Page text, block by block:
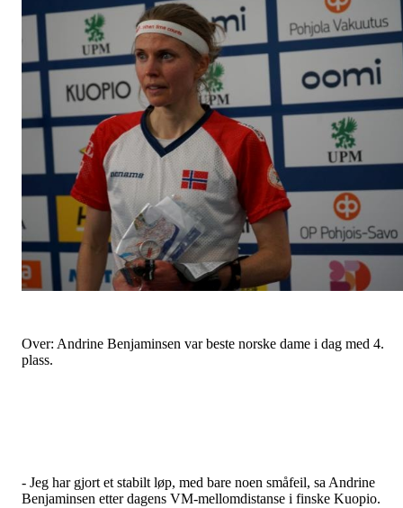
Over: Andrine Benjaminsen var beste norske dame i dag med 4.
plass.
- Jeg har gjort et stabilt løp, med bare noen småfeil, sa Andrine
Benjaminsen etter dagens VM-mellomdistanse i finske Kuopio.